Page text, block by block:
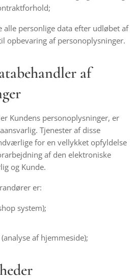
alle personlige data efter udløbet af
opbevaring af personoplysninger.
af
Kundens personoplysninger, er
Tjenester af disse
for en vellykket opfyldelse
af den elektroniske
og Kunde.
er:
system);
af hjemmeside);